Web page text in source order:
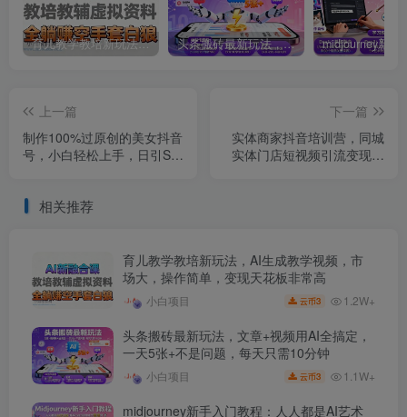
育儿教学教培新玩法，AI生成教学视频，市场大，操作简单，变现天花板非常高 头条搬砖最新玩法，文章+视频用AI全搞定，一天5张+不是问题，每天只需10分钟
上一篇
制作100%过原创的美女抖音
号，小白轻松上手，日引S粉
下一篇
实体商家抖音培训营，同城
实体门店短视频引流变现教
相关推荐
育儿教学教培新玩法，AI生成教学视频，市
场大，操作简单，变现天花板非常高
小白项目 云币3 1.2W+
头条搬砖最新玩法，文章+视频用AI全搞定，
一天5张+不是问题，每天只需10分钟
小白项目 云币3 1.1W+
midjourney新手入门教程：人人都是AI艺术